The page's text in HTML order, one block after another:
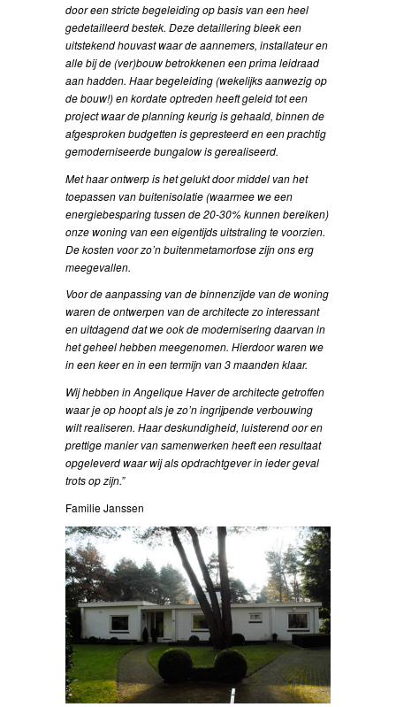
door een stricte begeleiding op basis van een heel
gedetailleerd bestek. Deze detaillering bleek een
uitstekend houvast waar de aannemers, installateur en
alle bij de (ver)bouw betrokkenen een prima leidraad
aan hadden. Haar begeleiding (wekelijks aanwezig op
de bouw!) en kordate optreden heeft geleid tot een
project waar de planning keurig is gehaald, binnen de
afgesproken budgetten is gepresteerd en een prachtig
gemoderniseerde bungalow is gerealiseerd.
Met haar ontwerp is het gelukt door middel van het
toepassen van buitenisolatie (waarmee we een
energiebesparing tussen de 20-30% kunnen bereiken)
onze woning van een eigentijds uitstraling te voorzien.
De kosten voor zo’n buitenmetamorfose zijn ons erg
meegevallen.
Voor de aanpassing van de binnenzijde van de woning
waren de ontwerpen van de architecte zo interessant
en uitdagend dat we ook de modernisering daarvan in
het geheel hebben meegenomen. Hierdoor waren we
in een keer en in een termijn van 3 maanden klaar.
Wij hebben in Angelique Haver de architecte getroffen
waar je op hoopt als je zo’n ingrijpende verbouwing
wilt realiseren. Haar deskundigheid, luisterend oor en
prettige manier van samenwerken heeft een resultaat
opgeleverd waar wij als opdrachtgever in ieder geval
trots op zijn.”
Familie Janssen